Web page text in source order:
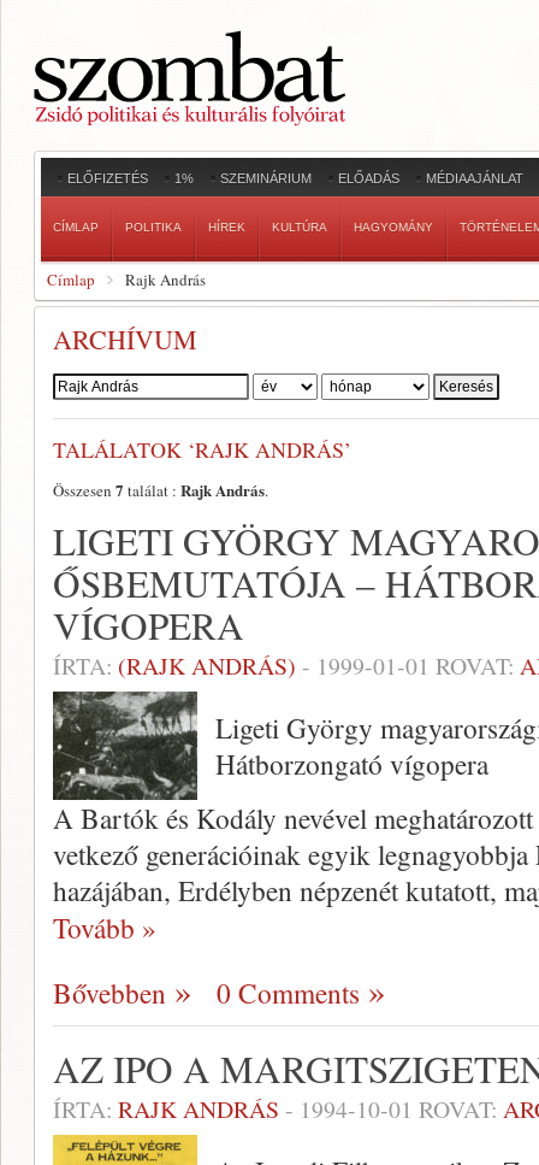
ELŐFIZETÉS 1% SZEMINÁRIUM ELŐADÁS MÉDIAAJÁNLAT
CÍMLAP POLITIKA HÍREK KULTÚRA HAGYOMÁNY
Címlap Rajk András
ARCHÍVUM
Szerző:
TALÁLATOK ‘RAJK ANDRÁS’
Összesen 7 találat : Rajk András.
LIGETI GYÖRGY
ŐSBEMUTATÓJA –
VÍGOPERA
ÍRTA: (RAJK ANDRÁS) - 1999-01-01 ROVAT:
Ligeti György
Hátborzongató vígopera
A Bartók és Kodály nevé­vel
vetkező generációinak egyik
hazájában, Erdély­ben népzenét kutatott,
Tovább »
Bővebben
0 Comments
AZ IPO A
ÍRTA: RAJK ANDRÁS - 1994-10-01 ROVAT: